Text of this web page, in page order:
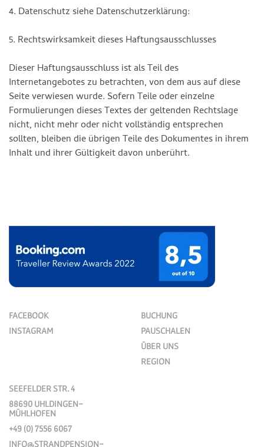
4. Datenschutz siehe Datenschutzerklärung:
5. Rechtswirksamkeit dieses Haftungsausschlusses
Dieser Haftungsausschluss ist als Teil des
Internetangebotes zu betrachten, von dem aus auf diese
Seite verwiesen wurde. Sofern Teile oder einzelne
Formulierungen dieses Textes der geltenden Rechtslage
nicht, nicht mehr oder nicht vollständig entsprechen
sollten, bleiben die übrigen Teile des Dokumentes in ihrem
Inhalt und ihrer Gültigkeit davon unberührt.
FACEBOOK
INSTAGRAM
BUCHUNG
PAUSCHALEN
ÜBER UNS
REGION
SEEFELDER STR. 4
88690 UHLDINGEN-
MÜHLHOFEN
+49 (0) 7556 6067
INFO@STRANDPENSION-